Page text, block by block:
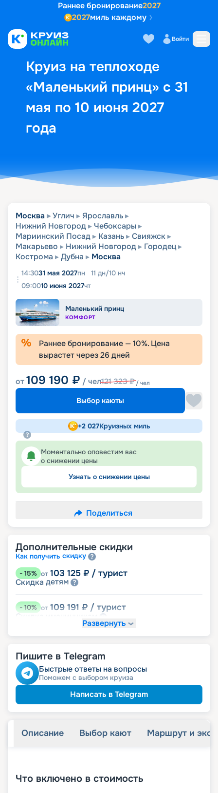
Раннее бронирование2027
2027миль каждому
Войти
Круиз на теплоходе
«Маленький принц» с 31
мая по 10 июня 2027
года
Выбор кают Маршрут и
Москва Углич
Ярославль
Нижний Новгород
Чебоксары
Мариинский Посад
Казань
Свияжск
Макарьево
Нижний Новгород
Городец
Кострома
Дубна Москва
14:3031 мая 2027пн 11 дн/10 нч
09:0010 июня 2027чт
Маленький принц
КОМФОРТ
Раннее бронирование —10%. Цена
вырастет через26дней
от109 190 ₽ / чел121 323₽/ чел
Выбор каюты
+2 027Круизных миль
Моментально оповестим вас
о снижении цены
Узнать о снижении цены
Поделиться
Дополнительные скидки
Как получить скидку
- 15% от 103 125 ₽ / турист
Скидка детям
-10% от 109 191 ₽ / турист
Скидка
Скидка на юбилей свадьбы, кратный 5-ти
-5% от 115 257 ₽/ турист
Скидкапенсионерам
Развернуть
Пишите в Telegram
Быстрые ответы на вопросы
Поможем с выбором круиза
Написать в Telegram
Описание Выбор кают Маршрут и
Что включено в стоимость